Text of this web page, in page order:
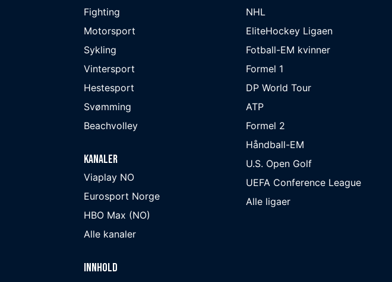
Fighting
Motorsport
Sykling
Vintersport
Hestesport
Svømming
Beachvolley
Kanaler
Viaplay NO
Eurosport Norge
HBO Max (NO)
Alle kanaler
Innhold
NHL
EliteHockey Ligaen
Fotball-EM kvinner
Formel 1
DP World Tour
ATP
Formel 2
Håndball-EM
U.S. Open Golf
UEFA Conference League
Alle ligaer